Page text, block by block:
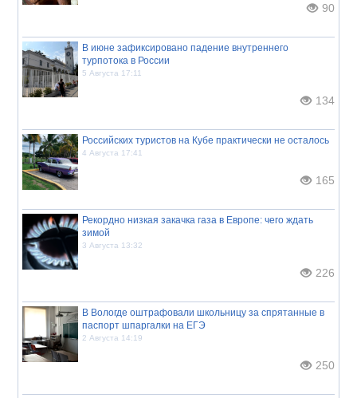
90
В июне зафиксировано падение внутреннего
турпотока в России
5 Августа 17:11
134
Российских туристов на Кубе практически не осталось
4 Августа 17:41
165
Рекордно низкая закачка газа в Европе: чего ждать
зимой
3 Августа 13:32
226
В Вологде оштрафовали школьницу за спрятанные в
паспорт шпаргалки на ЕГЭ
2 Августа 14:19
250